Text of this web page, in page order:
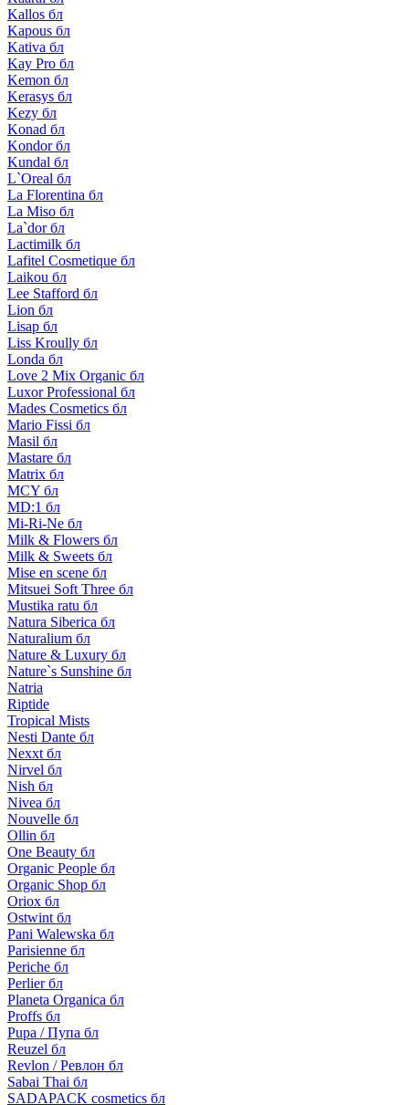
Kallos бл
Kapous бл
Kativa бл
Kay Pro бл
Kemon бл
Kerasys бл
Kezy бл
Konad бл
Kondor бл
Kundal бл
L`Oreal бл
La Florentina бл
La Miso бл
La`dor бл
Lactimilk бл
Lafitel Cosmetique бл
Laikou бл
Lee Stafford бл
Lion бл
Lisap бл
Liss Kroully бл
Londa бл
Love 2 Mix Organic бл
Luxor Professional бл
Mades Cosmetics бл
Mario Fissi бл
Masil бл
Mastare бл
Matrix бл
MCY бл
MD:1 бл
Mi-Ri-Ne бл
Milk & Flowers бл
Milk & Sweets бл
Mise en scene бл
Mitsuei Soft Three бл
Mustika ratu бл
Natura Siberica бл
Naturalium бл
Nature & Luxury бл
Nature`s Sunshine бл
Natria
Riptide
Tropical Mists
Nesti Dante бл
Nexxt бл
Nirvel бл
Nish бл
Nivea бл
Nouvelle бл
Ollin бл
One Beauty бл
Organic People бл
Organic Shop бл
Oriox бл
Ostwint бл
Pani Walewska бл
Parisienne бл
Periche бл
Perlier бл
Planeta Organica бл
Proffs бл
Pupa / Пупа бл
Reuzel бл
Revlon / Ревлон бл
Sabai Thai бл
SADAPACK cosmetics бл